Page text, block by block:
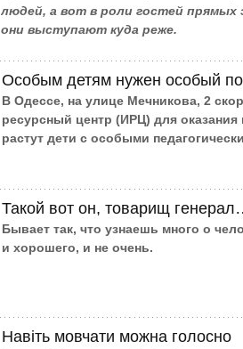
людей, а вот в роли гостей прямых
они выступают куда реже.
Особым детям нужен особый
В Одессе, на улице Мечникова, 2
ресурсный центр (ИРЦ) для
растут дети с особыми
Такой вот он, товарищ
Бывает так, что узнаешь много о
и хорошего, и не очень.
Навіть мовчати можна голосно